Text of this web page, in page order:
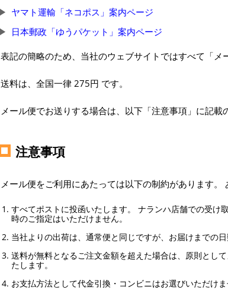
ヤマト運輸「ネコポス」案内ページ
日本郵政「ゆうパケット」案内ページ
表記の簡略のため、当社のウェブサイトではすべて「メ
送料は、全国一律 275円 です。
メール便でお送りする場合は、以下「注意事項」に記載
注意事項
メール便をご利用にあたっては以下の制約があります。
すべてポストに投函いたします。 ナランハ店舗での受け
時のご指定はいただけません。
当社よりの出荷は、通常便と同じですが、お届けまでの日
送料が無料となるご注文金額を超えた場合は、原則とし
たします。
お支払方法として代金引換・コンビニはお選びいただけま